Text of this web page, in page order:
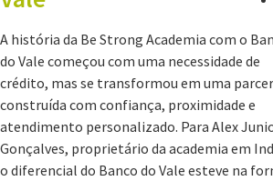
A história da Be Strong Academia com o
do Vale começou com uma necessidade de
crédito, mas se transformou em uma
construída com confiança, proximidade e
atendimento personalizado. Para Alex
Gonçalves, proprietário da academia em
o diferencial do Banco do Vale esteve na